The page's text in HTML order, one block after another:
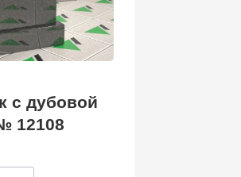
с дубовой
12108